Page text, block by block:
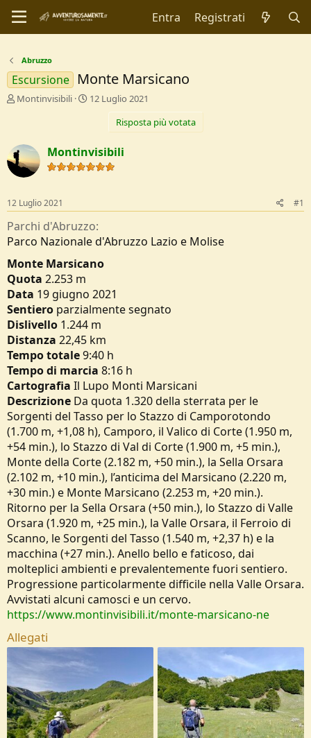
Entra Registrati
Abruzzo
Escursione Monte Marsicano
C
t
o
r
D
i
s
u
s
i
o
n
e
Montinvisibili
D
d
i
I
z
i
12 Luglio 2021
Risposta più votata
Montinvisibili
12 Luglio 2021 #1
Parchi d'Abruzzo
Parco Nazionale d'Abruzzo Lazio e Molise
Monte Marsicano
Quota 2.253 m
Data 19 giugno 2021
Sentiero parzialmente segnato
Dislivello 1.244 m
Distanza 22,45 km
Tempo totale9:40 h
Tempo di marcia 8:16 h
Cartografia Il Lupo Monti Marsicani
Descrizione Da quota 1.320 della sterrata per le
Sorgenti del Tasso per lo Stazzo di Camporotondo
(1.700 m, +1,08 h), Camporo, il Valico di Corte (1.950 m,
+54 min.), lo Stazzo di Val di Corte (1.900 m, +5 min.),
Monte della Corte (2.182 m, +50 min.), la Sella Orsara
(2.102 m, +10 min.), l’anticima del Marsicano (2.220 m,
+30 min.) e Monte Marsicano (2.253 m, +20 min.).
Ritorno per la Sella Orsara (+50 min.), lo Stazzo di Valle
Orsara (1.920 m, +25 min.), la Valle Orsara, il Ferroio di
Scanno, le Sorgenti del Tasso (1.540 m, +2,37 h) e la
macchina (+27 min.). Anello bello e faticoso, dai
molteplici ambienti e prevalentemente fuori sentiero.
Progressione particolarmente difficile nella Valle Orsara.
Avvistati alcuni camosci e un cervo.
https://www.montinvisibili.it/monte-marsicano-ne
Allegati